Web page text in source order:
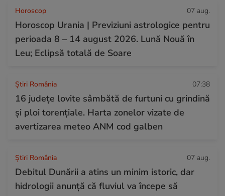
Horoscop 07 aug.
Horoscop Urania | Previziuni astrologice pentru
perioada 8 – 14 august 2026. Lună Nouă în
Leu; Eclipsă totală de Soare
Știri România 07:38
16 județe lovite sâmbătă de furtuni cu grindină
și ploi torențiale. Harta zonelor vizate de
avertizarea meteo ANM cod galben
Știri România 07 aug.
Debitul Dunării a atins un minim istoric, dar
hidrologii anunță că fluviul va începe să